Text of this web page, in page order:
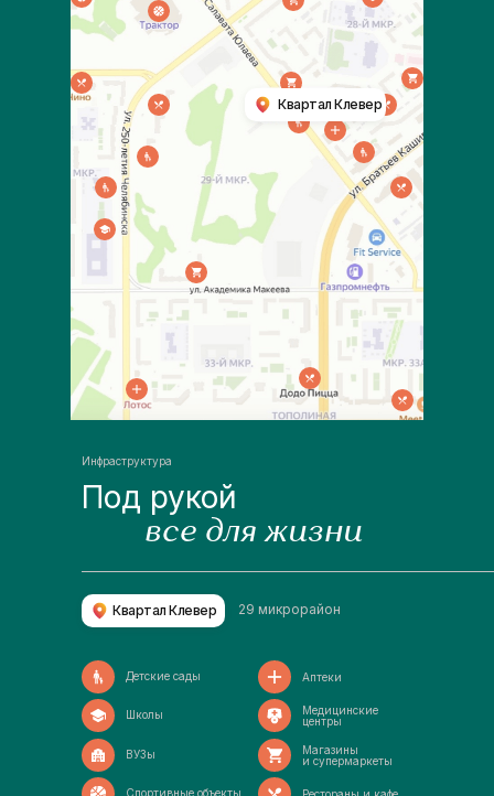
Квартал Клевер
Инфраструктура
Под рукой
все для жизни
29 микрорайон
Квартал Клевер
Детские сады
Школы
ВУЗы
Спортивные объекты
Аптеки
Медицинские
центры
Магазины
и супермаркеты